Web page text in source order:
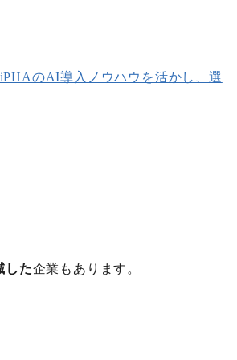
のAI導入ノウハウを活かし、選
した企業もあります。